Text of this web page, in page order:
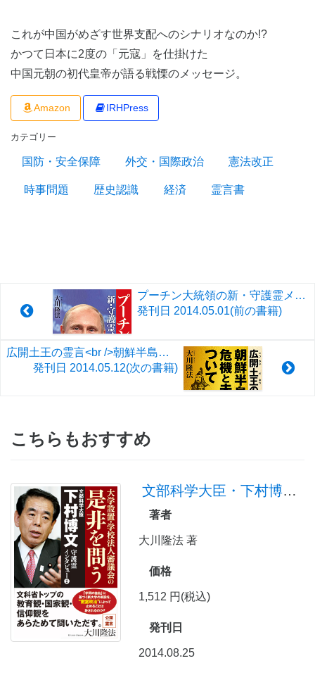
これが中国がめざす世界支配へのシナリオなのか!?
かつて日本に2度の「元寇」を仕掛けた
中国元朝の初代皇帝が語る戦慄のメッセージ。
Amazon IRHPress
カテゴリー
国防・安全保障 外交・国際政治 憲法改正
時事問題 歴史認識 経済 霊言書
プーチン大統領の新・守護霊メッセージ
発刊日 2014.05.01(前の書籍)
広開土王の霊言<br />朝鮮半島の危機と未来について
発刊日 2014.05.12(次の書籍)
こちらもおすすめ
文部科学大臣・下村博文守護霊インタビュー(2)
著者
大川隆法 著
価格
1,512 円(税込)
発刊日
2014.08.25